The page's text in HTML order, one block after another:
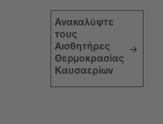
Ανακαλύψτε
τους
Αισθητήρες
Θερμοκρασίας
Καυσαερίων